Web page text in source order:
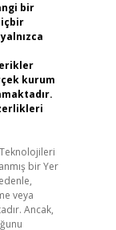
bir
kurum
Teknolojileri
bir Yer
veya
Ancak,